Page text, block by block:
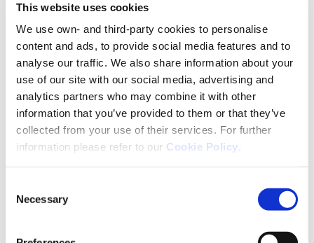
This website uses cookies
We use own- and third-party cookies to personalise
content and ads, to provide social media features and to
analyse our traffic. We also share information about your
use of our site with our social media, advertising and
analytics partners who may combine it with other
information that you’ve provided to them or that they’ve
collected from your use of their services. For further
information please refer to our Cookie Policy.
Selection
Necessary
seguita dalla perdita del lavoro e dalle
preoccupazioni finanziarie successive; nessun
singolo evento ha causato la condizione, ma
l’accumulo di problemi è culminato nella
depressione.
Le cause di depressione possono includere:
Una storia familiare di depressione
Eventi stressanti, come un lutto o la perdita di un
Il parto: i cambiamenti ormonali e fisici possono
portare alla depressione perinatale o postnatale